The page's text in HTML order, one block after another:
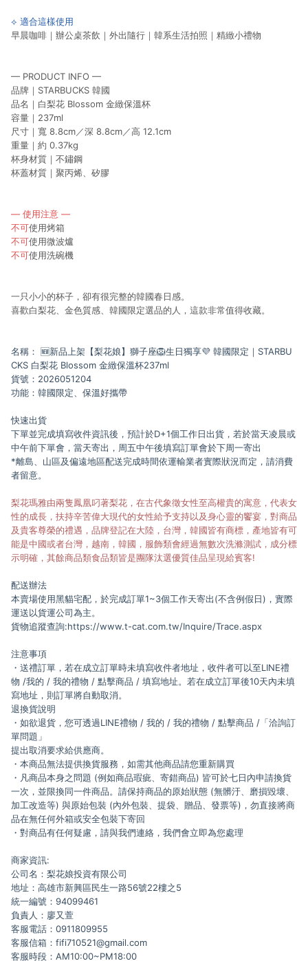
⟡ 適合這樣使用
早晨咖啡｜辦公桌茶飲｜外出隨行｜韓系生活拍照｜精緻小禮物
— PRODUCT INFO —
品牌｜STARBUCKS 韓國
品名｜白梨花 Blossom 金緻保溫杯
容量｜237ml
尺寸｜寬 8.8cm／深 8.8cm／高 12.1cm
重量｜約 0.37kg
杯身材質｜不鏽鋼
杯蓋材質｜聚丙烯、矽膠
— 使用注意 —
不可使用烤箱
不可使用微波爐
不可使用洗碗機
一只小小的杯子，卻有很完整的韓國春日感。
喜歡白梨花、金色質感、韓國限定選品的人，這款非常值得收藏。
名稱： 🆕新品上架【梨花娘】獅子座🦁生日獨享💜 韓國限定｜STARBU
CKS 白梨花 Blossom 金緻保溫杯237ml
貨號：2026051204
功能：韓國限定、保溫好攜帶
快速出貨
下單並完成填寫收件資訊後，預計於D+1個工作日出貨，若於當天凌晨或
中午前下單會，當天寄出，周五中午後填寫訂單會於下周一寄出
*離島、山區及偏遠地區配送完成時間依運輸業者實際狀況而定，請消費
者留意。
梨花瑪雅由兩隻鳳凰叼著梨花，在古代象徵女性至高權貴的寓意，代表女
性的成長，扶持辛苦偉大現代的女性給予支持以及身心靈的饗宴，對商品
及貴客尊榮的禮遇，品牌登記在大陸，台灣，韓國皆有商標，產地皆有可
能是中國或者台灣，越南，韓國，服飾類會經過無數次洗滌測試，成分標
示明確，其餘商品類食品類皆是團隊汰選優質佳品呈現給賓客!
配送辦法
本賣場使用黑貓宅配，於完成訂單1~3個工作天寄出(不含例假日)，實際
運送以貨運公司為主。
貨物追蹤查詢:https://www.t-cat.com.tw/Inquire/Trace.aspx
注意事項
・送禮訂單，若在成立訂單時未填寫收件者地址，收件者可以至LINE禮
物 /我的 / 我的禮物 / 點擊商品 / 填寫地址。若在成立訂單後10天內未填
寫地址，則訂單將自動取消。
退換貨說明
・如欲退貨，您可透過LINE禮物 / 我的 / 我的禮物 / 點擊商品 /「洽詢訂
單問題」
提出取消要求給供應商。
・本商品無法提供換貨服務，如需其他商品請您重新購買
・凡商品本身之問題 (例如商品瑕疵、寄錯商品) 皆可於七日內申請換貨
一次，並限換同一件商品。請保持商品的原始狀態 (無髒汙、磨損毀壞、
加工改造等) 與原始包裝 (內外包裝、提袋、贈品、發票等) ，勿直接將商
品在無任何外箱或安全包裝下寄回
・對商品有任何疑慮，請與我們連絡，我們會立即為您處理
商家資訊:
公司名：梨花娘投資有限公司
地址：高雄市新興區民生一路56號22樓之5
統一編號：94099461
負責人：廖又萱
客服電話：0911809955
客服信箱：fifi710521@gmail.com
客服時段：AM10:00~PM18:00